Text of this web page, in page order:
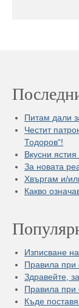
Питам дали
Честит
Тодоров“!
Вкусни
За новата
Хвъргам и/
Какво
Изписване
Правила при
Здравейте,
Правила при
Къде